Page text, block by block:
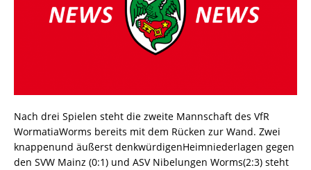
Nach drei Spielen steht die zweite Mannschaft des VfR
WormatiaWorms bereits mit dem Rücken zur Wand. Zwei
knappenund äußerst denkwürdigenHeimniederlagen gegen
den SVW Mainz (0:1) und ASV Nibelungen Worms(2:3) steht